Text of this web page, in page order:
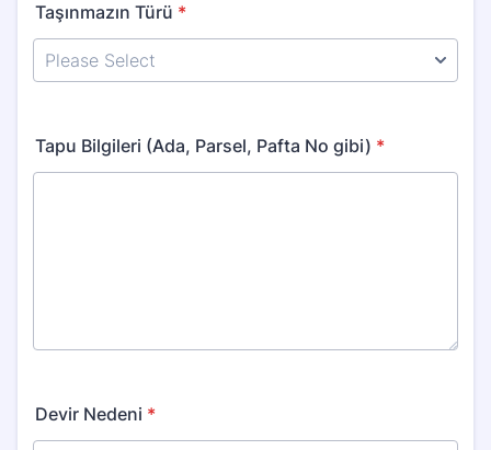
Taşınmazın Türü *
Tapu Bilgileri (Ada, Parsel, Pafta No gibi) *
Devir Nedeni *